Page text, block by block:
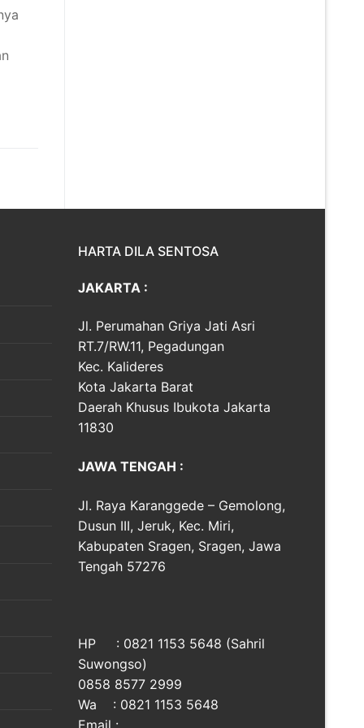
HARTA DILA SENTOSA
JAKARTA :
Jl. Perumahan Griya Jati Asri
RT.7/RW.11, Pegadungan
Kec. Kalideres
Kota Jakarta Barat
Daerah Khusus Ibukota Jakarta
11830
JAWA TENGAH :
Jl. Raya Karanggede – Gemolong,
Dusun III, Jeruk, Kec. Miri,
Kabupaten Sragen, Sragen, Jawa
Tengah 57276
HP : 0821 1153 5648 (Sahril
Suwongso)
0858 8577 2999
Wa : 0821 1153 5648
Email :